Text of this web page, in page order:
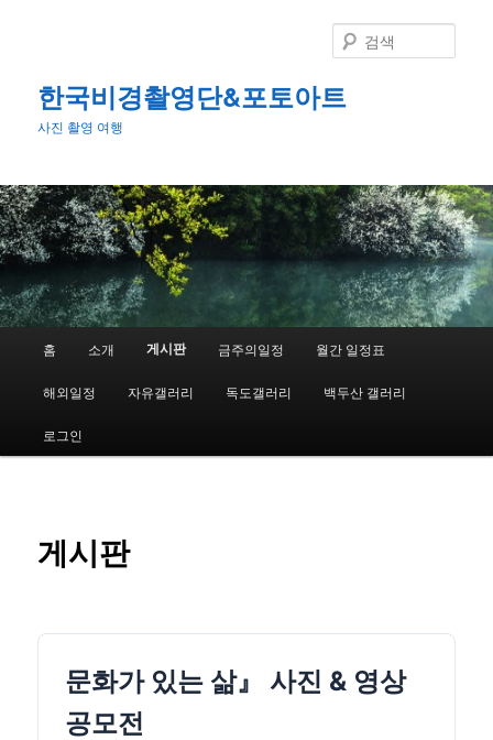
어
넘
기
한국비경촬영단&포토아트
사진 촬영 여행
색
홈 소개 게시판 금주의일정 월간 일정표
해외일정 자유갤러리 독도갤러리 백두산 갤러리
로그인
게시판
문화가 있는 삶』 사진 & 영상
공모전